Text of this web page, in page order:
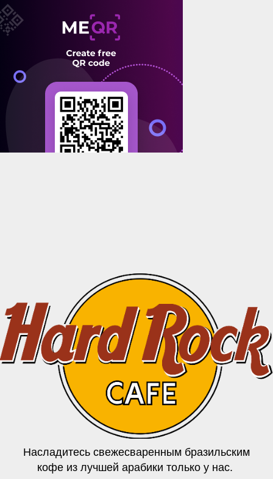
Насладитесь свежесваренным бразильским
кофе из лучшей арабики только у нас.